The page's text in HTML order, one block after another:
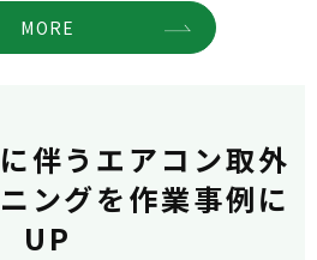
MORE
伴うエアコン取外
ングを作業事例に
UP